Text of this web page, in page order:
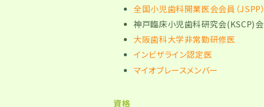
全国小児歯科開業医会会員（JSPP）
神戸臨床小児歯科研究会(KSCP)
大阪歯科大学非常勤研修医
インビザライン認定医
マイオブレースメンバー
資格